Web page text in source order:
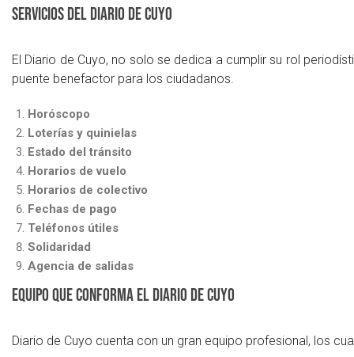
Servicios del diario de Cuyo
El Diario de Cuyo, no solo se dedica a cumplir su rol
puente benefactor para los ciudadanos.
Horóscopo
Loterías y quinielas
Estado del tránsito
Horarios de vuelo
Horarios de colectivo
Fechas de pago
Teléfonos útiles
Solidaridad
Agencia de salidas
Equipo que conforma el diario de Cuyo
Diario de Cuyo cuenta con un gran equipo profesional, los